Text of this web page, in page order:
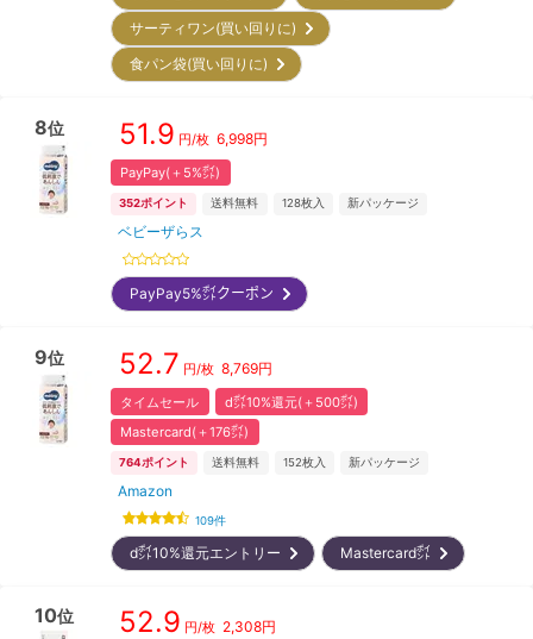
サーティワン(買い回りに)
食パン袋(買い回りに)
8位 51.9 円/枚 6,998円
PayPay(＋5%㌽)
352ポイント 送料無料 128枚入 新パッケージ
ベビーザらス
PayPay5%㌽クーポン
9位 52.7 円/枚 8,769円
タイムセール
d㌽10%還元(＋500㌽)
Mastercard(＋176㌽)
764ポイント 送料無料 152枚入 新パッケージ
Amazon
109件
d㌽10%還元エントリー Mastercard㌽
10位 52.9 円/枚 2,308円